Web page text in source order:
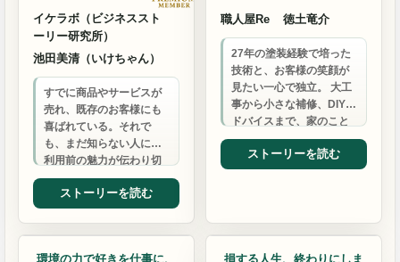
イケラボ（ビジネススト
ーリー研究所）
池田美清（いけちゃん）
すでに商品やサービスが
売れ、既存のお客様にも
喜ばれている。それで
も、まだ知らない人には
利用前の魅力が伝わり切
っていない。そんな経営
者の発信をAIで軽くし、
ホーム…
ストーリーを読む
職人屋Re
徳土竜介
27年の塗装経験で培った
技術と、お客様の笑顔が
見たい一心で独立。 大工
事から小さな補修、DIYア
ドバイスまで、家のこと
なら何でも気軽にご相談
ください。 無料診断…
ストーリーを読む
コミュニティ・交流会
環境の力で好きを仕事に、
姓名鑑定
損する人生、終わりにしま